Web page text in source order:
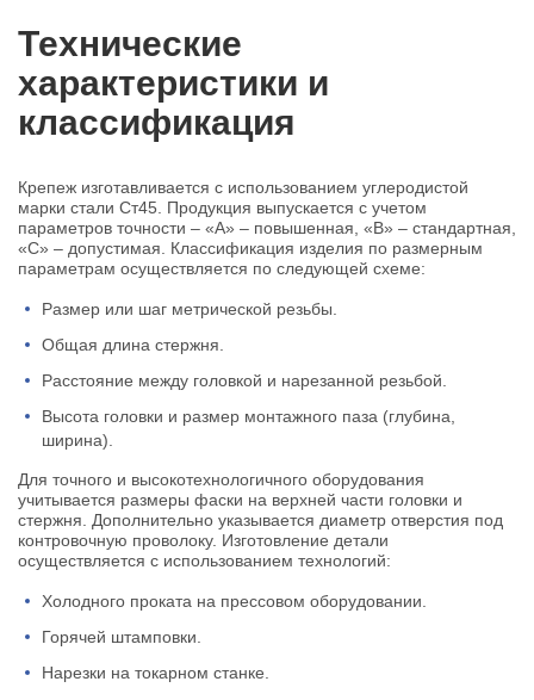
Технические
характеристики и
классификация
Крепеж изготавливается с использованием углеродистой
марки стали Ст45. Продукция выпускается с учетом
параметров точности – «А» – повышенная, «В» – стандартная,
«С» – допустимая. Классификация изделия по размерным
параметрам осуществляется по следующей схеме:
Размер или шаг метрической резьбы.
Общая длина стержня.
Расстояние между головкой и нарезанной резьбой.
Высота головки и размер монтажного паза (глубина,
ширина).
Для точного и высокотехнологичного оборудования
учитывается размеры фаски на верхней части головки и
стержня. Дополнительно указывается диаметр отверстия под
контровочную проволоку. Изготовление детали
осуществляется с использованием технологий:
Холодного проката на прессовом оборудовании.
Горячей штамповки.
Нарезки на токарном станке.